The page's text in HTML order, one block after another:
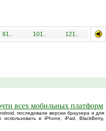
81.. 101.. 121..
всех мобильных платформ
последовали версии браузера и для
в iPhone, iPad, BlackBerry,